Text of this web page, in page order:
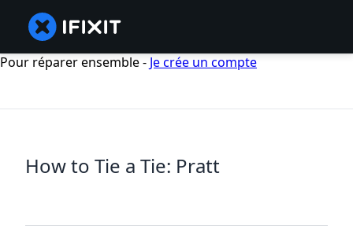
Pour réparer ensemble - Je crée un compte
How to Tie a Tie: Pratt